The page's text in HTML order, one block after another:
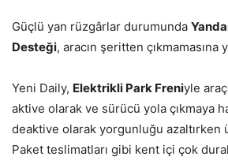
Güçlü yan rüzgârlar durumunda
Desteği, aracın şeritten çıkmamasına
Yeni Daily, Elektrikli Park Freniyle
aktive olarak ve sürücü yola çıkmaya
deaktive olarak yorgunluğu azaltırken
Paket teslimatları gibi kent içi çok